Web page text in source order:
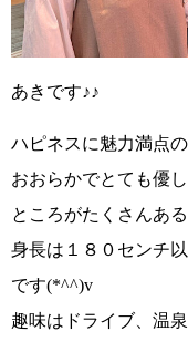
あきです♪♪
ハピネスに魅力満点
おおらかでとても優
ところがたくさんあ
身長は１８０センチ
です(*^^)v
趣味はドライブ、温